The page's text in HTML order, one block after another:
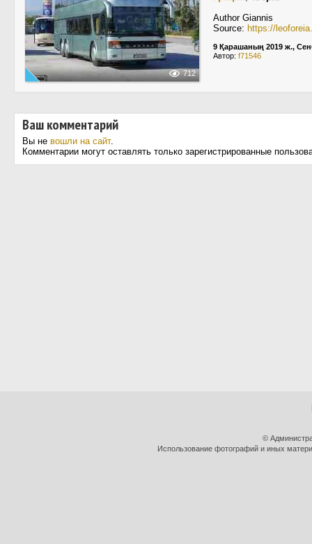
712
Author Giannis
Source: https://
9 Қарашаның 2019 ж.,
Автор: f71546
Ваш комментарий
Вы не вошли на сайт.
Комментарии могут оставлять только зарегистрированные
©
Использование фотографий и иных